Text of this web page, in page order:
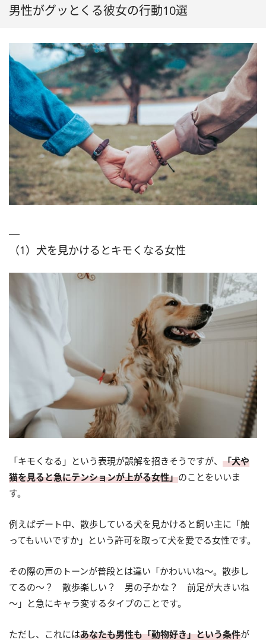
男性がグッとくる彼女の行動10選
（1）犬を見かけるとキモくなる女性
「キモくなる」という表現が誤解を招きそうですが、 「犬や
猫を見ると急にテンションが上がる女性」のことをいいま
す。
例えばデート中、散歩している犬を見かけると飼い主に「触
ってもいいですか」という許可を取って犬を愛でる女性です。
その際の声のトーンが普段とは違い「かわいいね～。散歩し
てるの～？ 散歩楽しい？ 男の子かな？ 前足が大きいね
～」と急にキャラ変するタイプのことです。
ただし、これにはあなたも男性も「動物好き」という条件が